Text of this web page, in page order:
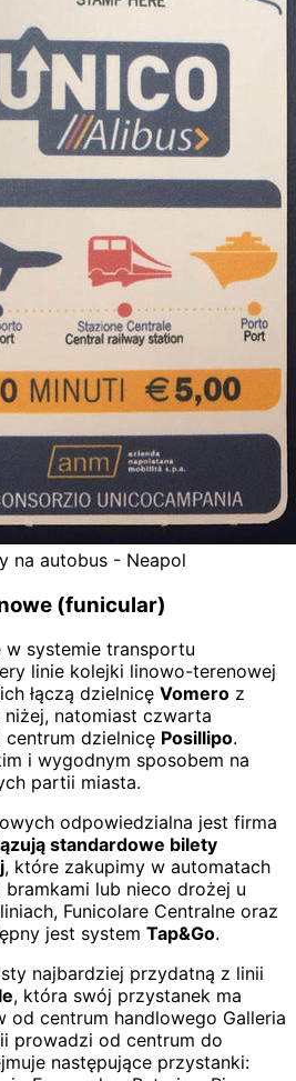
na autobus - Neapol
(funicular)
systemie transportu
linie kolejki linowo-terenowej
łączą dzielnicę Vomero z
niżej, natomiast czwarta
centrum dzielnicę Posillipo.
i wygodnym sposobem na
partii miasta.
odpowiedzialna jest firma
standardowe bilety
, które zakupimy w automatach
lub nieco drożej u
Funicolare Centralne oraz
jest system Tap&Go.
najbardziej przydatną z linii
, która swój przystanek ma
od centrum handlowego Galleria
prowadzi od centrum do
następujące przystanki: